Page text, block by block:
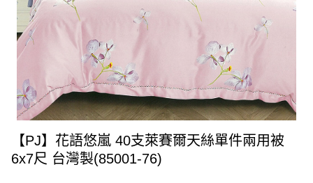
【PJ】花語悠嵐 40支萊賽爾天絲單件兩用被
6x7尺 台灣製(85001-76)